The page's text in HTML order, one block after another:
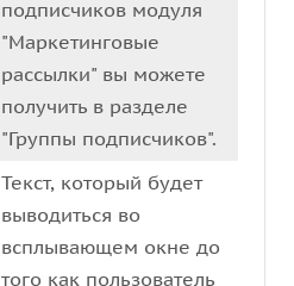
подписчиков модуля
"Маркетинговые
рассылки" вы можете
получить в разделе
"Группы подписчиков".
Текст, который будет
выводиться во
всплывающем окне до
того как пользователь